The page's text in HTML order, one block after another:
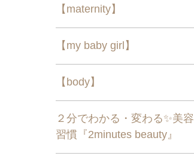
【maternity】
【my baby girl】
【body】
２分でわかる・変わる✨美容
習慣『2minutes beauty』